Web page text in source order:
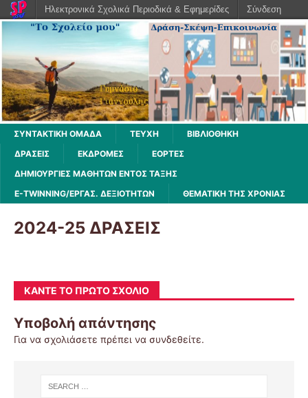
ΣΥΝΤΑΚΤΙΚΗ ΟΜΑΔΑ ΤΕΥΧΗ
ΒΙΒΛΙΟΘΉΚΗ
ΔΡΆΣΕΙΣ
ΕΚΔΡΟΜΈΣ
ΕΟΡΤΕΣ
ΔΗΜΙΟΥΡΓΙΕΣ ΜΑΘΗΤΩΝ ΕΝΤΟΣ ΤΑΞΗΣ
E-TWINNING/ΕΡΓΑΣ. ΔΕΞΙΟΤΉΤΩΝ
ΘΕΜΑΤΙΚΗ ΤΗΣ ΧΡΟΝΙΑΣ
2024-25 ΔΡΑΣΕΙΣ
ΚΆΝΤΕ ΤΟ ΠΡΏΤΟ ΣΧΌΛΙΟ
Υποβολή απάντησης
Για να σχολιάσετε πρέπει να συνδεθείτε.
Ηλεκτρονικά Σχολικά Περιοδικά & Εφημερίδες Σύνδεση